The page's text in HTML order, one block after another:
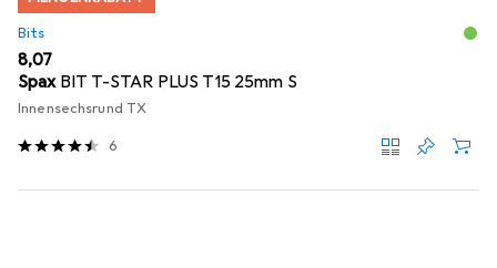
Bits
EUR
8,07
Spax BIT T-STAR PLUS T15 25mm S
Innensechsrund TX
6